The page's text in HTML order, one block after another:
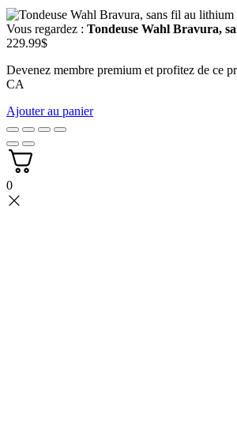
Vous regardez : Tondeuse Wahl Bravura,
229.99$
Devenez membre premium et profitez de ce
CA
Ajouter au panier
0